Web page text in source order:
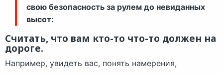
свою безопасность за рулем до невиданных
высот:
Считать, что вам кто-то что-то должен на
дороге.
Например, увидеть вас, понять намерения,